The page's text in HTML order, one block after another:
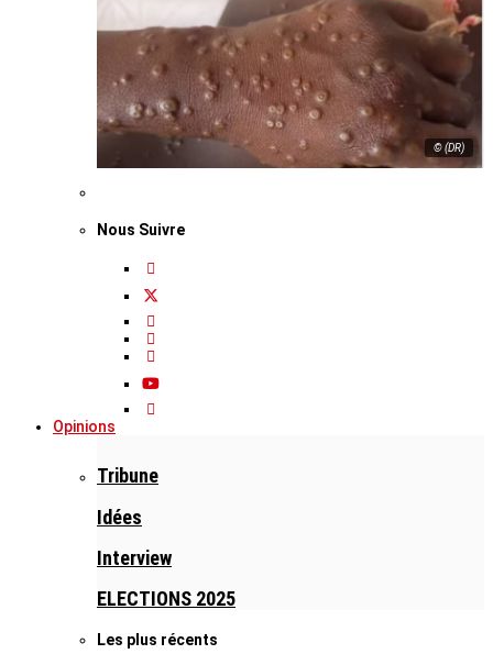
© (DR)
Nous Suivre
Opinions
Tribune
Idées
Interview
ELECTIONS 2025
Les plus récents